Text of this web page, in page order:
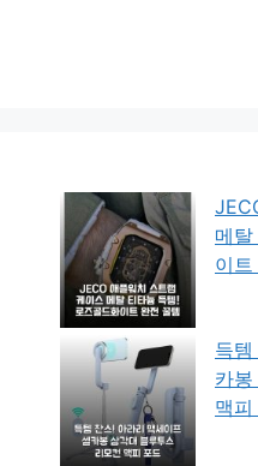
메
이
득
카
맥